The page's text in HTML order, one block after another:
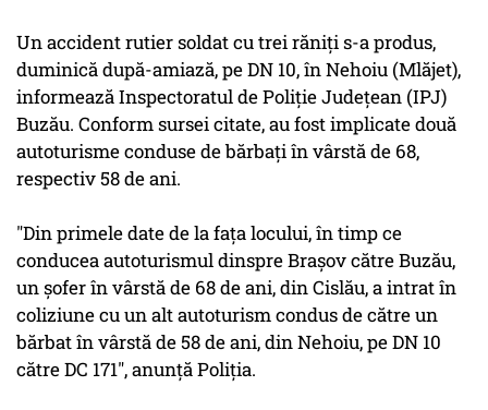
Un accident rutier soldat cu trei răniţi s-a produs,
duminică după-amiază, pe DN 10, în Nehoiu (Mlăjet),
informează Inspectoratul de Poliţie Judeţean (IPJ)
Buzău. Conform sursei citate, au fost implicate două
autoturisme conduse de bărbaţi în vârstă de 68,
respectiv 58 de ani.
"Din primele date de la faţa locului, în timp ce
conducea autoturismul dinspre Braşov către Buzău,
un şofer în vârstă de 68 de ani, din Cislău, a intrat în
coliziune cu un alt autoturism condus de către un
bărbat în vârstă de 58 de ani, din Nehoiu, pe DN 10
către DC 171", anunţă Poliţia.